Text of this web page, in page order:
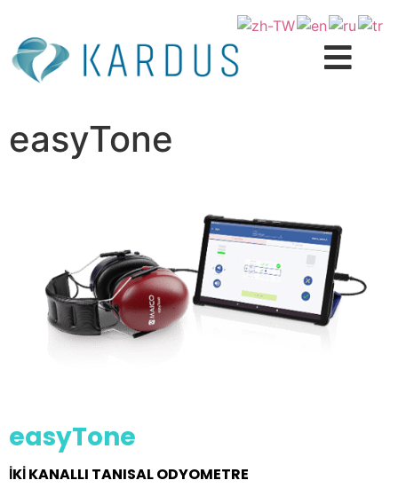
easyTone
easyTone
İKİ KANALLI TANISAL ODYOMETRE